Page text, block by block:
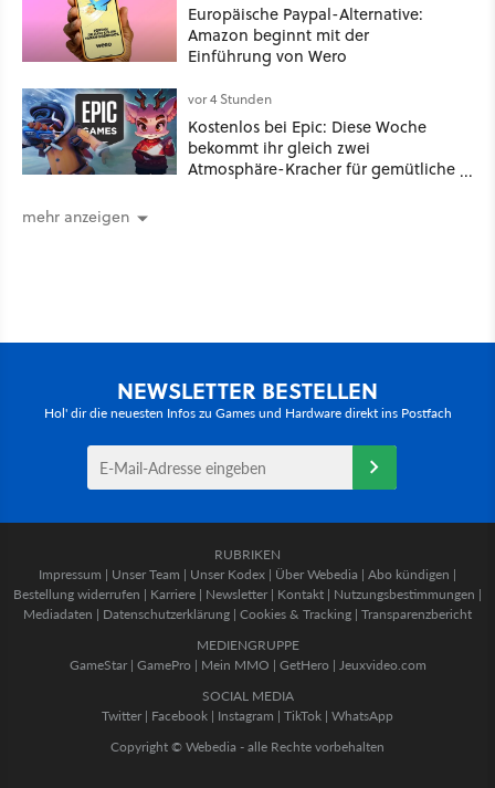
Europäische Paypal-Alternative:
Amazon beginnt mit der
Einführung von Wero
vor 4 Stunden
Kostenlos bei Epic: Diese Woche
bekommt ihr gleich zwei
Atmosphäre-Kracher für gemütliche
mehr anzeigen
NEWSLETTER BESTELLEN
Hol' dir die neuesten Infos zu Games und Hardware direkt ins Postfach
RUBRIKEN
Impressum | Unser Team | Unser Kodex | Über Webedia | Abo kündigen |
Bestellung widerrufen | Karriere | Newsletter | Kontakt | Nutzungsbestimmungen |
Mediadaten | Datenschutzerklärung | Cookies & Tracking | Transparenzbericht
MEDIENGRUPPE
GameStar| GamePro | Mein MMO | GetHero | Jeuxvideo.com
SOCIAL MEDIA
Twitter | Facebook | Instagram | TikTok | WhatsApp
Copyright © Webedia - alle Rechte vorbehalten